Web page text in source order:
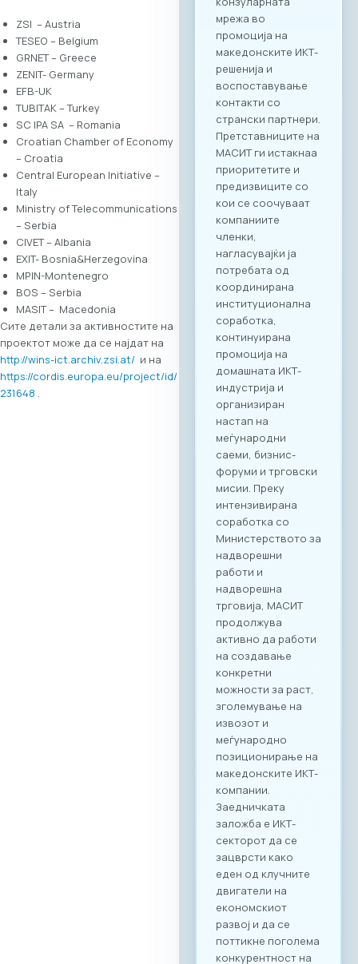
ZSI – Austria
TESEO – Belgium
GRNET – Greece
ZENIT- Germany
EFB-UK
TUBITAK – Turkey
SC IPA SA – Romania
Croatian Chamber of Economy
– Croatia
Central European Initiative –
Italy
Ministry of Telecommunications
– Serbia
CIVET – Albania
EXIT- Bosnia&Herzegovina
MPIN-Montenegro
BOS – Serbia
MASIT – Macedonia
Сите детали за активностите на
проектот може да се најдат на
http://wins-ict.archiv.zsi.at/ и на
https://cordis.europa.eu/project/id/
231648 .
секторите во
двете земји,
пленарен преглед
на процесите на
дигитализација во
клучните
индустрии, како и
сесии за однапред
закажани B2B
состаноци.
Целосната агенда
за настанот е
достапна на
следниот линк:
Превземи PDF
Агенда
Регистрација и
Matchmaking
Учеството на
„Digital Bridge &
Business ICT Forum
2026“ нуди
стратешка можност
за македонските
компании да
остварат директен
контакт со повеќе
од 20 реномирани
грчки ИКТ компании
кои доаѓаат во
Скопје со цел
воспоставување
конкретна деловна
соработка.
Форумот е
конципиран да
поттикне не само
соработка во
рамки на
технолошкиот
сектор, туку и
меѓусекторско
поврзување. Покрај
ИКТ секторот, на
настанот се
очекува присуство
на компании од
различни
индустрии, со што
се отвора широк
простор за
дигитализација на
бизнис процесите
и директни средби
помеѓу домашните
ИКТ добавувачи и
потенцијални